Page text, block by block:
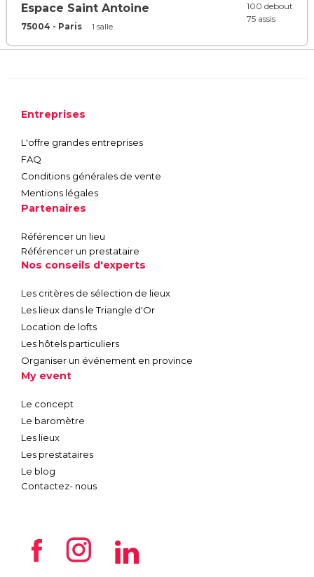
Espace Saint Antoine
75004 - Paris 1 salle
100 debout
75 assis
Entreprises
L'offre grandes entreprises
FAQ
Conditions générales de vente
Mentions légales
Partenaires
Référencer un lieu
Référencer un prestataire
Nos conseils d'experts
Les critères de sélection de lieux
Les lieux dans le Triangle d'Or
Location de lofts
Les hôtels particuliers
Organiser un événement en province
My event
Le concept
Le baromètre
Les lieux
Les prestataires
Le blog
Contactez- nous